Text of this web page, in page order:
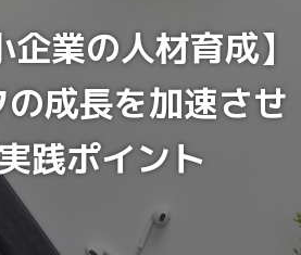
企業の人材育成】
成長を加速させ
践ポイント